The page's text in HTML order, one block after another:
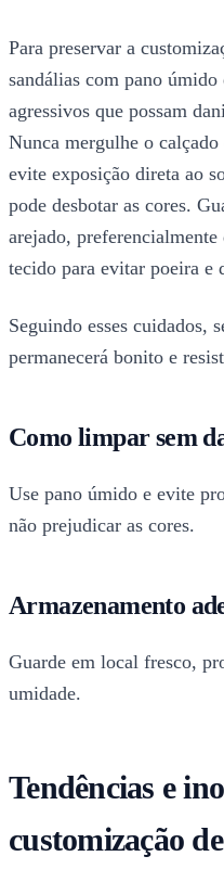
Para preservar a
sandálias com pano
agressivos que possam
Nunca mergulhe o
evite exposição direta ao
pode desbotar as cores.
arejado,
tecido para evitar poeira e
Seguindo esses cuidados,
permanecerá bonito e
Como limpar sem
Use pano úmido e evite
não prejudicar as cores.
Armazenamento
Guarde em local fresco,
umidade.
Tendências e
customização